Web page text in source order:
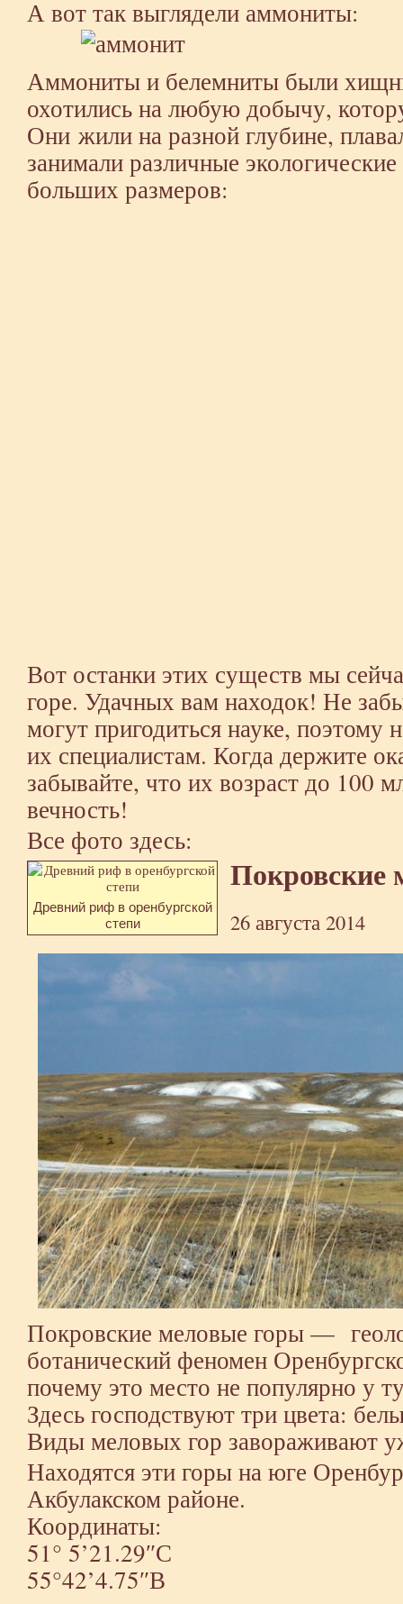
А вот так выглядели аммониты:
Аммониты и белемниты были
охотились на любую добычу,
Они жили на разной глубине,
занимали различные
больших размеров:
Вот останки этих существ мы
горе. Удачных вам находок! Не
могут пригодиться науке, поэтому
их специалистам. Когда держите
забывайте, что их возраст до 100
вечность!
Все фото здесь:
Древний риф в оренбургской
степи
Покровские
26 августа 2014
Покровские меловые горы —
ботанический феномен
почему это место не популярно у
Здесь господствуют три цвета:
Виды меловых гор завораживают
Находятся эти горы на юге
Акбулакском районе.
Координаты:
51° 5’21.29″С
55°42’4.75″В